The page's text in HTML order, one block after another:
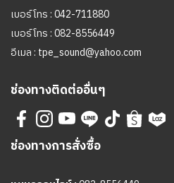
เบอร์โทร :042-711880
เบอร์โทร :082-8556449
อีเมล : tpe_sound@yahoo.com
ช่องทางติดต่ออื่นๆ
ช่องทางการสั่งซื้อ